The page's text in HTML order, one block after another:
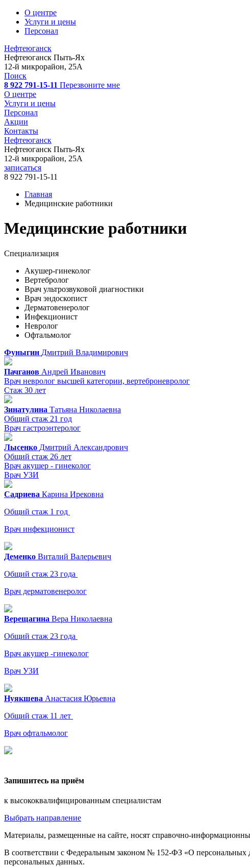
О центре
Услуги и цены
Персонал
Нефтеюганск
Нефтеюганск Пыть-Ях
12-й микрорайон, 25А
Поиск
8 922 791-15-11 Перезвоните мне
О центре
Услуги и цены
Персонал
Акции
Контакты
Нефтеюганск
Нефтеюганск Пыть-Ях
12-й микрорайон, 25А
записаться
8 922 791-15-11
Главная
Медицинские работники
Медицинские работники
Специализация
Акушер-гинеколог
Вертебролог
Врач ультрозвуковой диагностики
Врач эндоскопист
Дерматовенеролог
Инфекционист
Невролог
Офтальмолог
Фуныгин Дмитрий Владимирович
Пачганов Андрей Иванович
Врач невролог высшей категории, вертеброневролог
Стаж 30 лет
Зинатулина Татьяна Николаевна
Общий стаж 21 год
Врач гастроэнтеролог
Лысенко Дмитрий Александрович
Общий стаж 26 лет
Врач акушер - гинеколог
Врач УЗИ
Садриева Карина Ирековна
Общий стаж 1 год
Врач инфекционист
Деменко Виталий Валерьевич
Общий стаж 23 года
Врач дерматовенеролог
Верещагина Вера Николаевна
Общий стаж 23 года
Врач акушер -гинеколог
Врач УЗИ
Нуякшева Анастасия Юрьевна
Общий стаж 11 лет
Врач офтальмолог
Запишитесь на приём
к высококвалифицированным специалистам
Выбрать направление
Материалы, размещенные на сайте, носят справочно-
В соответствии с Федеральным законом № 152-ФЗ «О персональных
персональных данных.